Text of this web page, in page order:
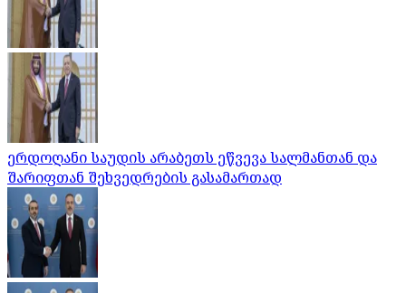
ერდოღანი საუდის არაბეთს ეწვევა სალმანთან და
შარიფთან შეხვედრების გასამართად